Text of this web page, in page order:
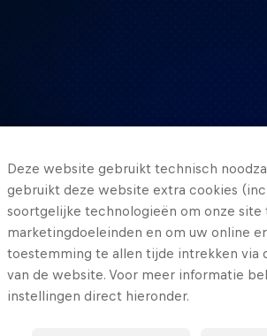
Deze website gebruikt technisch
gebruikt deze website extra cookies
soortgelijke technologieën om onze site
marketingdoeleinden en om uw online
toestemming te allen tijde intrekken via
van de website. Voor meer informatie
instellingen direct hieronder.